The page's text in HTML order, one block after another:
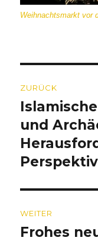
Weihnachtsmarkt vor
ZURÜCK
Vorheriger
Beitrag:
und
WEITER
Nächster
Frohes